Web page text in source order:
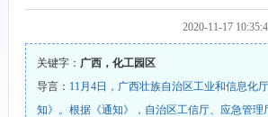
2020-11-17
关键字： 广西，化工园区
导言： 11月4日，广西壮族自治区工业和信息化
知》。根据《通知》，自治区工信厅、应急管